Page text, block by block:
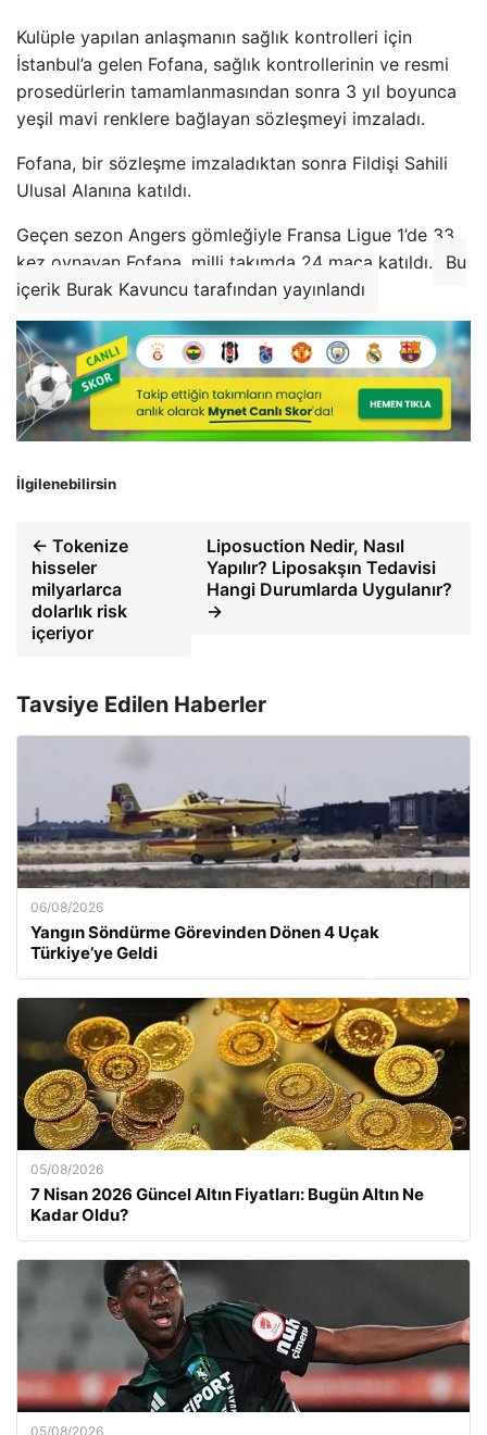
Kulüple yapılan anlaşmanın sağlık kontrolleri için
İstanbul’a gelen Fofana, sağlık kontrollerinin ve resmi
prosedürlerin tamamlanmasından sonra 3 yıl boyunca
yeşil mavi renklere bağlayan sözleşmeyi imzaladı.
Fofana, bir sözleşme imzaladıktan sonra Fildişi Sahili
Ulusal Alanına katıldı.
Geçen sezon Angers gömleğiyle Fransa Ligue 1’de 33
kez oynayan Fofana, milli takımda 24 maça katıldı.
Bu
içerik Burak Kavuncu tarafından yayınlandı
İlgilenebilirsin
← Tokenize
hisseler
milyarlarca
dolarlık risk
içeriyor
Liposuction Nedir, Nasıl
Yapılır? Liposakşın Tedavisi
Hangi Durumlarda Uygulanır?
→
Tavsiye Edilen Haberler
06/08/2026
Yangın Söndürme Görevinden Dönen 4 Uçak
Türkiye’ye Geldi
05/08/2026
7 Nisan 2026 Güncel Altın Fiyatları: Bugün Altın Ne
Kadar Oldu?
05/08/2026